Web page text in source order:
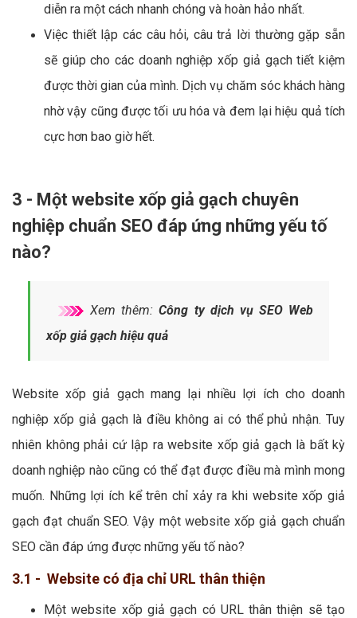
diễn ra một cách nhanh chóng và hoàn hảo nhất.
Việc thiết lập các câu hỏi, câu trả lời thường gặp sẵn
sẽ giúp cho các doanh nghiệp xốp giả gạch tiết kiệm
được thời gian của mình. Dịch vụ chăm sóc khách hàng
nhờ vậy cũng được tối ưu hóa và đem lại hiệu quả tích
cực hơn bao giờ hết.
3 - Một website xốp giả gạch chuyên
nghiệp chuẩn SEO đáp ứng những yếu tố
nào?
Xem thêm:Công ty dịch vụ SEO Web
xốp giả gạch hiệu quả
Website xốp giả gạch mang lại nhiều lợi ích cho doanh
nghiệp xốp giả gạch là điều không ai có thể phủ nhận. Tuy
nhiên không phải cứ lập ra website xốp giả gạch là bất kỳ
doanh nghiệp nào cũng có thể đạt được điều mà mình mong
muốn. Những lợi ích kể trên chỉ xảy ra khi website xốp giả
gạch đạt chuẩn SEO. Vậy một website xốp giả gạch chuẩn
SEO cần đáp ứng được những yếu tố nào?
3.1 - Website có địa chỉ URL thân thiện
Một website xốp giả gạch có URL thân thiện sẽ tạo